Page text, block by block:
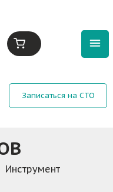
Записаться на СТО
Инструмент